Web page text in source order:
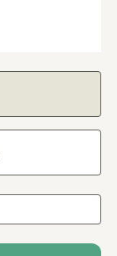
コラムが掲載さ
明らかになり、
ジェイクたちと
が養われていき
ます。新カバー
内容に変更はあ